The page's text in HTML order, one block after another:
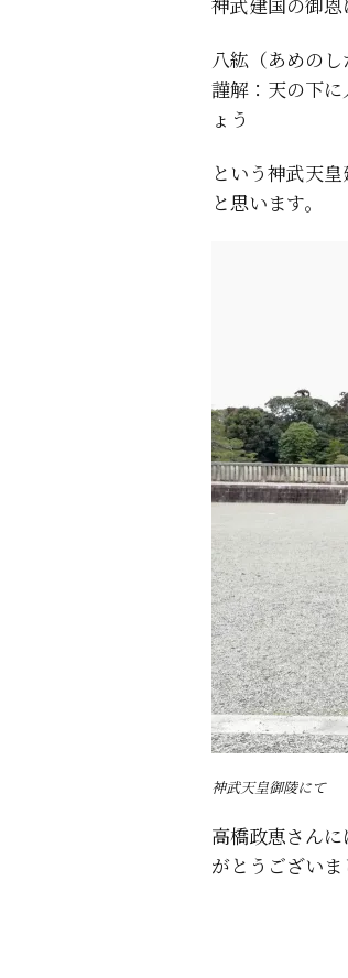
八紘（あめの
謹解：天の下
ょう
という神武天
と思います。
神武天皇御陵にて
高橋政恵さん
がとうございま